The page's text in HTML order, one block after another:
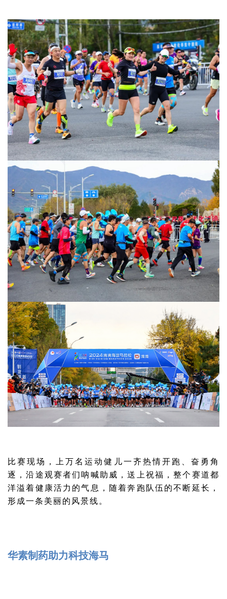
比赛现场，上万名运动健儿一齐热情开跑、奋勇角
逐，沿途观赛者们呐喊助威，送上祝福，整个赛道都
洋溢着健康活力的气息，随着奔跑队伍的不断延长，
形成一条美丽的风景线。
华素制药助力科技海马